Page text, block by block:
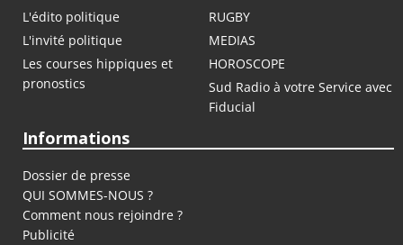
L'édito politique
RUGBY
L'invité politique
MEDIAS
Les courses hippiques et
pronostics
HOROSCOPE
Sud Radio à votre Service avec
Fiducial
Informations
Dossier de presse
QUI SOMMES-NOUS ?
Comment nous rejoindre ?
Publicité